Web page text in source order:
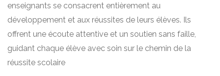
enseignants se consacrent entièrement au
développement et aux réussites de leurs élèves. Ils
offrent une écoute attentive et un soutien sans faille,
guidant chaque élève avec soin sur le chemin de la
réussite scolaire